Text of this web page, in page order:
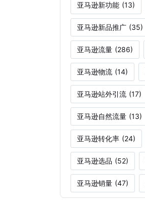
亚马逊新功能 (13)
亚马逊新品推广 (35)
亚马逊流量 (286)
亚马逊物流 (14)
亚马逊站外引流 (17)
亚马逊自然流量 (13)
亚马逊转化率 (24)
亚马逊选品 (52)
亚马逊销量 (47)